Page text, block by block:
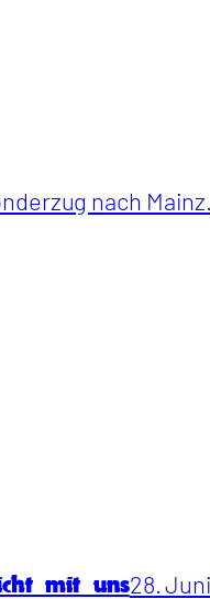
nach Mainz.
mit uns28.